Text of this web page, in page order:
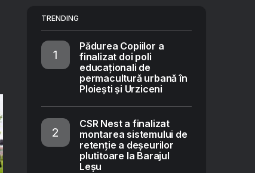
TRENDING
Pădurea Copiilor a
finalizat doi poli
educaționali de
permacultură urbană în
Ploiești și Urziceni
CSR Nest a finalizat
montarea sistemului de
retenție a deșeurilor
plutitoare la Barajul
Leșu